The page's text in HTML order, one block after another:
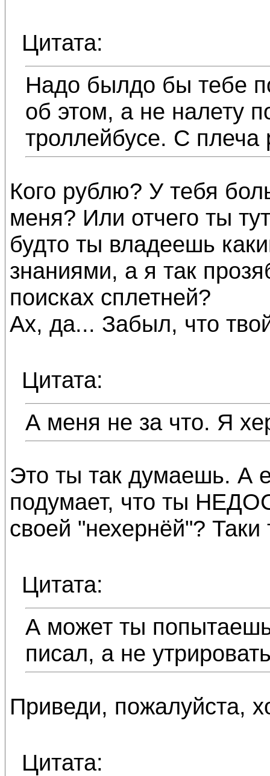
Цитата:
Надо былдо бы тебе
об этом, а не налету
троллейбусе. С плеча
Кого рублю? У тебя
меня? Или отчего ты
будто ты владеешь
знаниями, а я так
поисках сплетней?
Ах, да... Забыл, что
Цитата:
А меня не за что. Я
Это ты так думаешь.
подумает, что ты
своей "нехернёй"?
Цитата:
А может ты
писал, а не
Приведи, пожалуйста,
Цитата: